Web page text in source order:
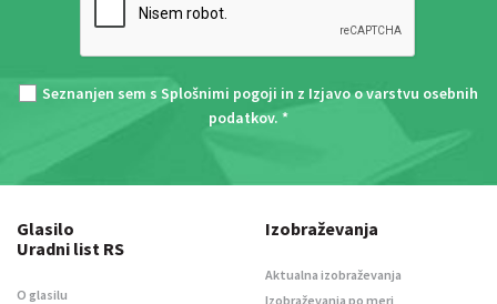
Seznanjen sem s Splošnimi pogoji in z Izjavo o varstvu osebnih
podatkov. *
Glasilo
Uradni list RS
O glasilu
Izobraževanja
Aktualna izobraževanja
Izobraževanja po meri